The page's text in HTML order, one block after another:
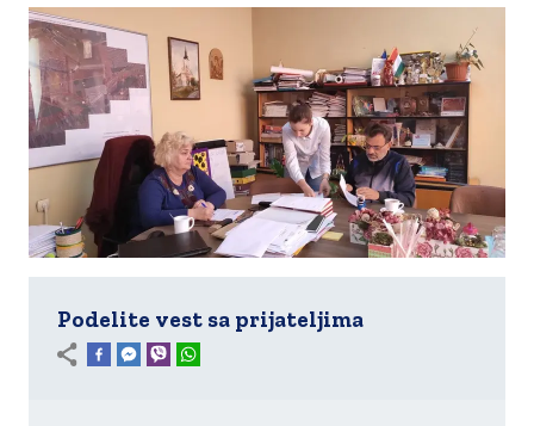
Podelite vest sa prijateljima